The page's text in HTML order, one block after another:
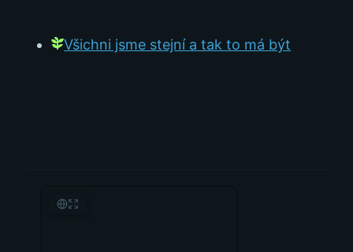
Všichni jsme stejní a tak to má být